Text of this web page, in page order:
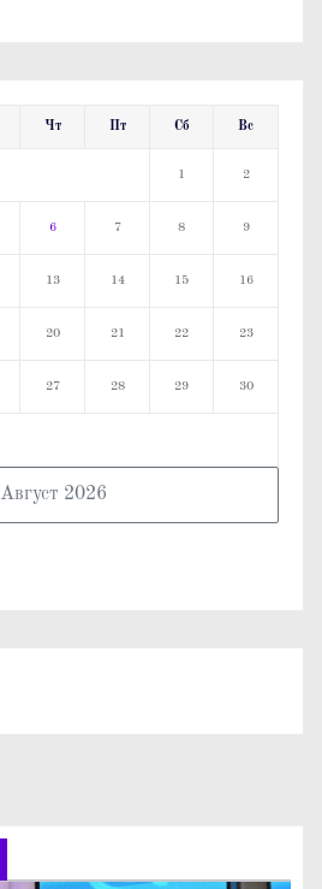
Август 2026
Чт Пт Сб Вс
1 2
6 7 8 9
13 14 15 16
20 21 22 23
27 28 29 30